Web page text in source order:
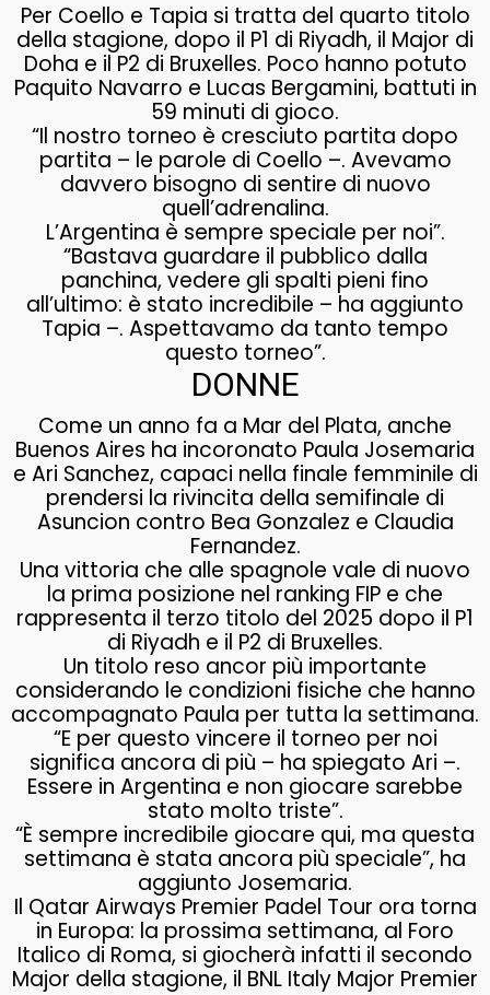
Per Coello e Tapia si tratta del quarto titolo
della stagione, dopo il P1 di Riyadh, il Major di
Doha e il P2 di Bruxelles. Poco hanno potuto
Paquito Navarro e Lucas Bergamini, battuti in
59 minuti di gioco.
“Il nostro torneo è cresciuto partita dopo
partita – le parole di Coello –. Avevamo
davvero bisogno di sentire di nuovo
quell’adrenalina.
L’Argentina è sempre speciale per noi”.
“Bastava guardare il pubblico dalla
panchina, vedere gli spalti pieni fino
all’ultimo: è stato incredibile – ha aggiunto
Tapia –. Aspettavamo da tanto tempo
questo torneo”.
DONNE
Come un anno fa a Mar del Plata, anche
Buenos Aires ha incoronato Paula Josemaria
e Ari Sanchez, capaci nella finale femminile di
prendersi la rivincita della semifinale di
Asuncion contro Bea Gonzalez e Claudia
Fernandez.
Una vittoria che alle spagnole vale di nuovo
la prima posizione nel ranking FIP e che
rappresenta il terzo titolo del 2025 dopo il P1
di Riyadh e il P2 di Bruxelles.
Un titolo reso ancor più importante
considerando le condizioni fisiche che hanno
accompagnato Paula per tutta la settimana.
“E per questo vincere il torneo per noi
significa ancora di più – ha spiegato Ari –.
Essere in Argentina e non giocare sarebbe
stato molto triste”.
“È sempre incredibile giocare qui, ma questa
settimana è stata ancora più speciale”, ha
aggiunto Josemaria.
Il Qatar Airways Premier Padel Tour ora torna
in Europa: la prossima settimana, al Foro
Italico di Roma, si giocherà infatti il secondo
Major della stagione, il BNL Italy Major Premier